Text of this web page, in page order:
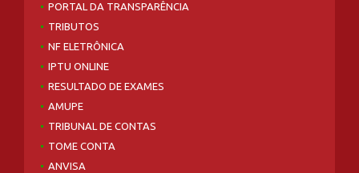
PORTAL DA TRANSPARÊNCIA
TRIBUTOS
NF ELETRÔNICA
IPTU ONLINE
RESULTADO DE EXAMES
AMUPE
TRIBUNAL DE CONTAS
TOME CONTA
ANVISA